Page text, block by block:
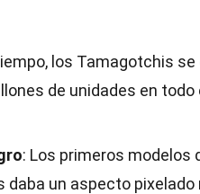
los Tamagotchis
de unidades en
: Los primeros modelos
daba un aspecto